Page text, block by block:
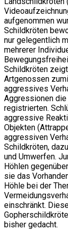
aufgenommen
Schildkröten
nur gelegentlich
mehrerer
Schildkröten
Artgenossen
aggressives
Aggressionen
registrierten.
aggressive
Objekten
aggressiven
Schildkröten,
und Umwerfen.
Höhlen
sie das
Höhle bei der
einschränkt.
bisher gedacht.